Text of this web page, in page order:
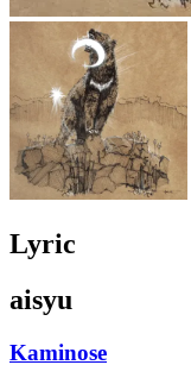
Lyric
aisyu
Kaminose